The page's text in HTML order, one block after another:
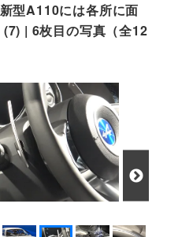
型A110には各所に面
| 6枚目の写真（全12